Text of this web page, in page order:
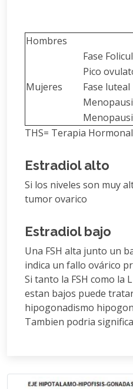
Hombres
Mujeres
Fase
Pico
Fase luteal
THS= Terapia
Estradiol alto
Si los niveles son muy
tumor ovarico
Estradiol bajo
Una FSH alta junto un
indica un fallo ovárico
Si tanto la FSH como la
estan bajos puede
hipogonadismo
Tambien podria